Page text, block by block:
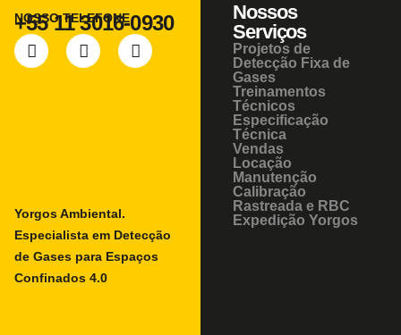
NOSSO TELEFONE
+55 11 3016-0930
Yorgos Ambiental.
Especialista em Detecção
de Gases para Espaços
Confinados 4.0
Nossos
Serviços
Projetos de
Detecção Fixa de
Gases
Treinamentos
Técnicos
Especificação
Técnica
Vendas
Locação
Manutenção
Calibração
Rastreada e RBC
Expedição Yorgos